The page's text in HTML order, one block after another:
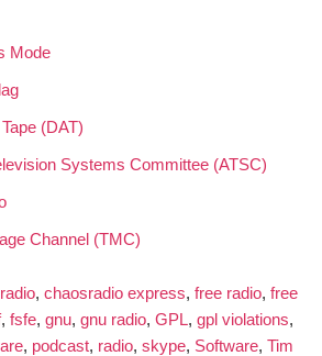
Mode
(DAT)
Systems Committee (ATSC)
Channel (TMC)
, chaosradio express, free radio, free
, fsfe, gnu, gnu radio, GPL, gpl violations,
, podcast, radio, skype, Software, Tim